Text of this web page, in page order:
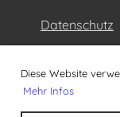
Diese Website
Mehr Infos
Datenschutz